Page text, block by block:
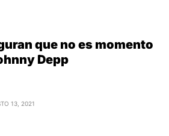
que no es momento
Depp
13, 2021